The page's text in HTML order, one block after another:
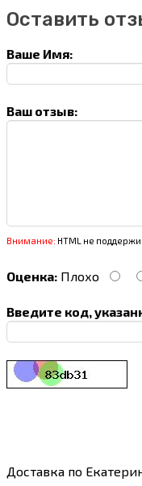
Оставить
Ваше Имя:
Ваш отзыв:
Внимание: HTML не
Оценка: Плохо
Введите код,
Доставка по